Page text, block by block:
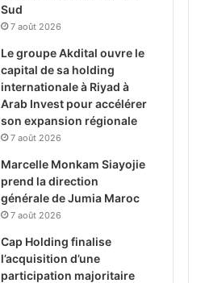
Sud
7 août 2026
Le groupe Akdital ouvre le
capital de sa holding
internationale à Riyad à
Arab Invest pour accélérer
son expansion régionale
7 août 2026
Marcelle Monkam Siayojie
prend la direction
générale de Jumia Maroc
7 août 2026
Cap Holding finalise
l’acquisition d’une
participation majoritaire